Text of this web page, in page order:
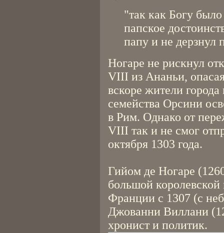
"так как Богу
папское
папу и не дерзнул
Ногаре не рискнул
VIII из Ананьи,
вскоре жители
семейства Орсини
в Рим. Однако от
VIII так и не смог
октября 1303 года.
Гийом де Ногаре
большой
Франции с 1307 (с
Джованни Виллани
хронист и политик.